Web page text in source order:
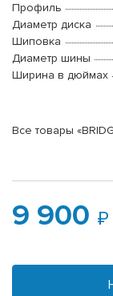
Профиль
Диаметр диска
Шиповка
Диаметр шины
Ширина в дюймах
Все товары
9 900